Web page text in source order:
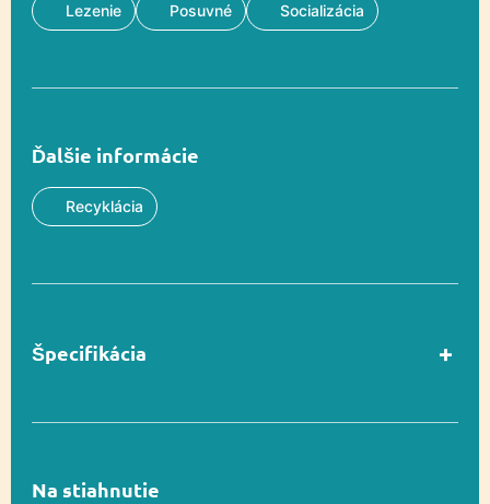
Lezenie Posuvné Socializácia
Ďalšie informácie
Recyklácia
Špecifikácia
Vekový rozsah
Na stiahnutie